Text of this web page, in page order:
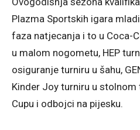
Plazma Sportskih igara
faza natjecanja i to u Coca-
u malom nogometu, HEP
osiguranje turniru u šahu,
Kinder Joy turniru u stolnom
Cupu i odbojci na pijesku.